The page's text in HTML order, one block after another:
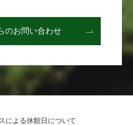
のお問い合わせ
による休館日について